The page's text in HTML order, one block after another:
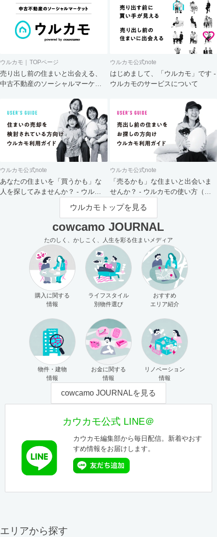
ウルカモ｜TOPページ
売り出し前の住まいと出会える、
中古不動産のソーシャルマーケッ
ウルカモ公式note
はじめまして、「ウルカモ」です -
ウルカモのサービスについて
ウルカモ公式note
あなたの住まいを「買うかも」な
人を探してみませんか？ - ウルカ
ウルカモ公式note
「売るかも」な住まいと出会いま
せんか？ - ウルカモの使い方（買
主さま向け）
ウルカモトップを見る
cowcamo JOURNAL
たのしく、かしこく、人生を彩る住まいメディア
購入に関する
情報
ライフスタイル
別物件選び
おすすめ
エリア紹介
物件・建物
情報
お金に関する
情報
リノベーション
情報
cowcamo JOURNALを見る
カウカモ公式 LINE＠
カウカモ編集部から毎日配信。新着やおす
すめ情報をお届けします。
エリアから探す